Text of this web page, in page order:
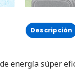
Descripción
energía súper